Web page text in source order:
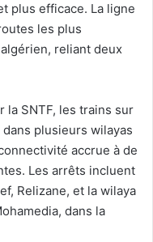
plus efficace. La ligne
les plus
reliant deux
la SNTF, les trains sur
plusieurs wilayas
accrue à de
Les arrêts incluent
Relizane, et la wilaya
dans la